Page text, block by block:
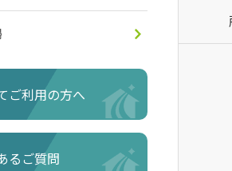
ご利用の方へ
るご質問